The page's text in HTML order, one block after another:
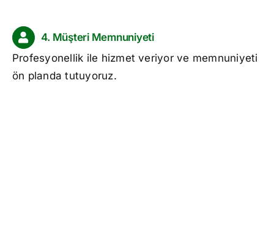
4. Müşteri Memnuniyeti
Profesyonellik ile hizmet veriyor ve memnuniyeti
ön planda tutuyoruz.